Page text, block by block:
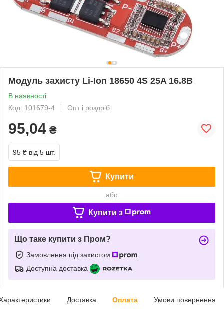
Модуль захисту Li-Ion 18650 4S 25A 16.8В
В наявності
Код: 101679-4
Опт і роздріб
95,04 ₴
95 ₴ від 5 шт.
Купити
або
Купити з
Що таке купити з Пром?
Замовлення під захистом
Доступна доставка
Доставка Оплата Умови повернення